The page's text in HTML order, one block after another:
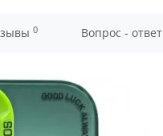
0 Вопрос - ответ